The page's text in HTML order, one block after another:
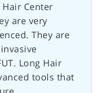
Center
are very
They are
Long Hair
tools that